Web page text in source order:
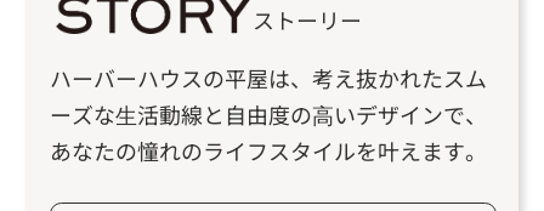
ストーリー
ハーバーハウスの平屋は、考え抜かれたスム
ーズな⽣活動線と⾃由度の⾼いデザインで、
あなたの憧れのライフスタイルを叶えます。